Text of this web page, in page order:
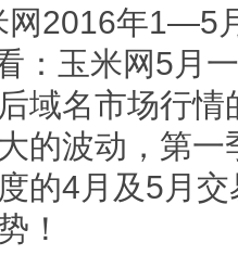
网2016年1—5
玉米网5月一
域名市场行
的波动，第
的4月及5月
！